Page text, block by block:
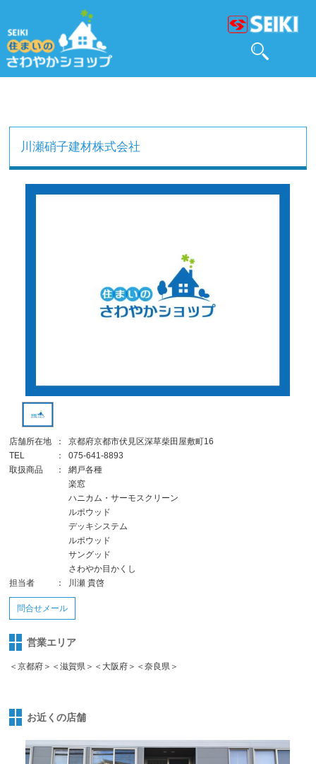
川瀬硝子建材株式会社
店舗所在地 ：
京都府京都市伏見区深草柴田屋敷町16
TEL
：
075-641-8893
取扱商品
：
網戸各種
楽窓
ハニカム・サーモスクリーン
ルポウッド
デッキシステム
ルポウッド
サングッド
さわやか目かくし
担当者
： 川瀬 貴啓
問合せメール
営業エリア
＜京都府＞＜滋賀県＞＜大阪府＞＜奈良県＞
お近くの店舗